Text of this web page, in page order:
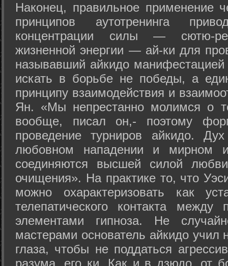
Наконец, правильное применение
принципов аутотренинга
концентрации силы — сютю-
жизненной энергии — ай-ки для
называвший айкидо
искать в борьбе не победы, а
принципу взаимодействия и
Ян. «Мы непрестанно молимся о
вообще, писал он,- поэтому
проведение турниров айкидо.
любовном нападении и мирном
соединяются высшей силой
очищения». На практике то, что
можно охарактеризовать как
телепатического контакта между
элементами гипноза. Не
мастерами основатель айкидо учил
глаза, чтобы не поддаться
разума, его ки. Как и в дзюдо, от